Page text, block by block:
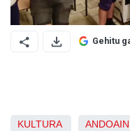
Gehitu
KULTURA ANDOAIN